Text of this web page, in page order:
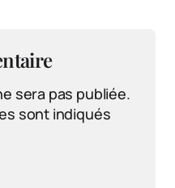
sera pas publiée.
sont indiqués